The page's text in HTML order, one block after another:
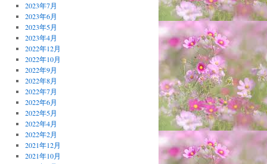
2023年7月
2023年6月
2023年5月
2023年4月
2022年12月
2022年10月
2022年9月
2022年8月
2022年7月
2022年6月
2022年5月
2022年4月
2022年2月
2021年12月
2021年10月